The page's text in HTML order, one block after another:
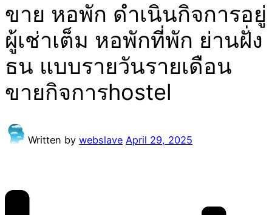
ขาย หอพัก ดำเนินกิจการอยู่
ผู้เช่าเต็ม หอพักที่พัก ย่านฝั่ง
ธน แบบรายวันรายเดือน
ขายกิจการhostel
Written by webslave April 29, 2025